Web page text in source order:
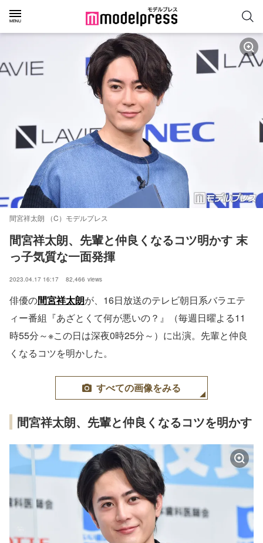
間宮祥太朗 （C）モデルプレス
間宮祥太朗、先輩と仲良くなるコツ明かす 末
っ子気質な一面発揮
2023.04.17 16:17 82,466 views
俳優の間宮祥太朗が、16日放送のテレビ朝日系バラエテ
ィー番組『あざとくて何が悪いの？』（毎週日曜よる11
時55分～※この日は深夜0時25分～）に出演。先輩と仲良
くなるコツを明かした。
すべての画像をみる
間宮祥太朗、先輩と仲良くなるコツを明かす